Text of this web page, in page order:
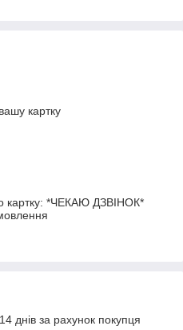
картку
картку: *ЧЕКАЮ ДЗВІНОК*
днів за рахунок покупця